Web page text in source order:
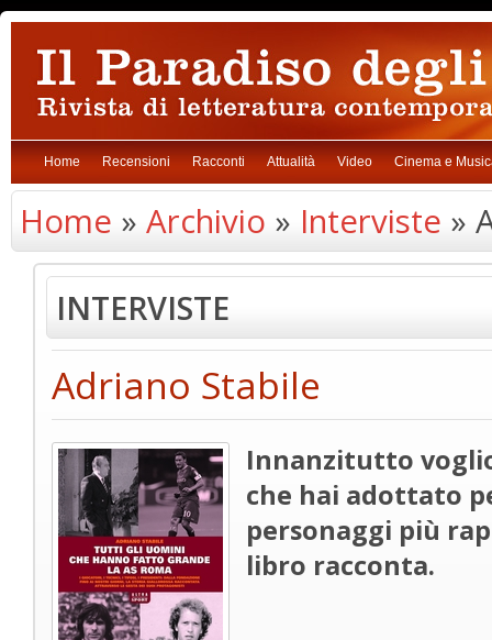
Home Recensioni Racconti Attualità Video Cinema e
Home » Archivio » Interviste »
INTERVISTE
Adriano Stabile
Innanzitutto
che hai adottato
personaggi più
libro racconta.